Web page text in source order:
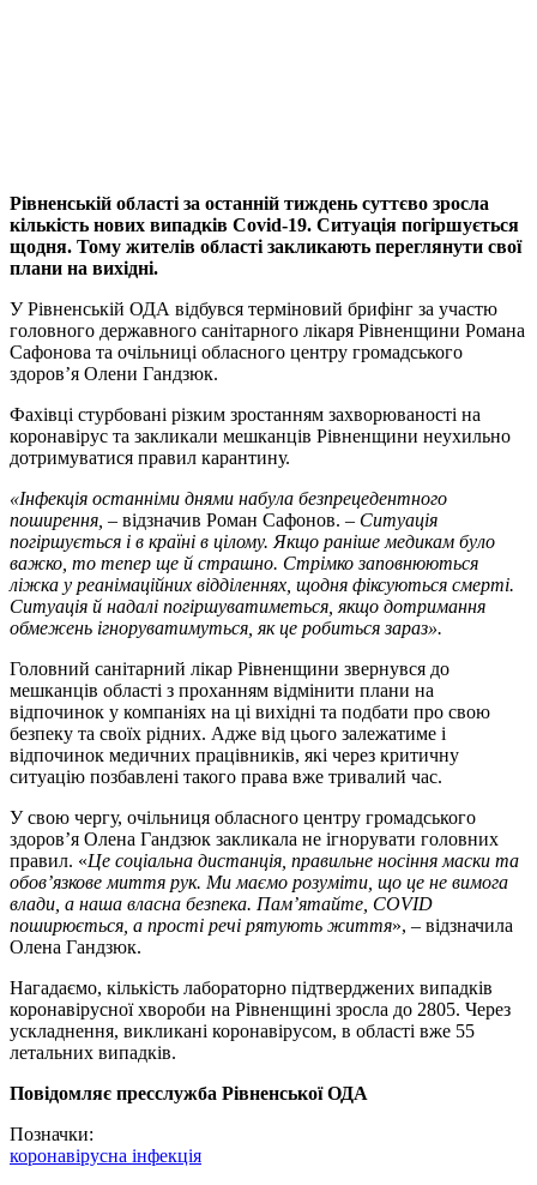
Рівненській області за останній тиждень суттєво зросла
кількість нових випадків Covid-19. Ситуація погіршується
щодня. Тому жителів області закликають переглянути свої
плани на вихідні.
У Рівненській ОДА відбувся терміновий брифінг за участю
головного державного санітарного лікаря Рівненщини Романа
Сафонова та очільниці обласного центру громадського
здоров’я Олени Гандзюк.
Фахівці стурбовані різким зростанням захворюваності на
коронавірус та закликали мешканців Рівненщини неухильно
дотримуватися правил карантину.
«Інфекція останніми днями набула безпрецедентного
поширення, – відзначив Роман Сафонов. – Ситуація
погіршується і в країні в цілому. Якщо раніше медикам було
важко, то тепер ще й страшно. Стрімко заповнюються
ліжка у реанімаційних відділеннях, щодня фіксуються смерті.
Ситуація й надалі погіршуватиметься, якщо дотримання
обмежень ігноруватимуться, як це робиться зараз».
Головний санітарний лікар Рівненщини звернувся до
мешканців області з проханням відмінити плани на
відпочинок у компаніях на ці вихідні та подбати про свою
безпеку та своїх рідних. Адже від цього залежатиме і
відпочинок медичних працівників, які через критичну
ситуацію позбавлені такого права вже тривалий час.
У свою чергу, очільниця обласного центру громадського
здоров’я Олена Гандзюк закликала не ігнорувати головних
правил. «Це соціальна дистанція, правильне носіння маски та
обов’язкове миття рук. Ми маємо розуміти, що це не вимога
влади, а наша власна безпека. Пам’ятайте, COVID
поширюється, а прості речі рятують життя», – відзначила
Олена Гандзюк.
Нагадаємо, кількість лабораторно підтверджених випадків
коронавірусної хвороби на Рівненщині зросла до 2805. Через
ускладнення, викликані коронавірусом, в області вже 55
летальних випадків.
Повідомляє пресслужба Рівненської ОДА
Позначки:
коронавірусна інфекція